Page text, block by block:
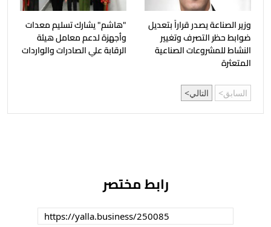
وزير الصناعة يصدر قراراً بتعديل
ضوابط حظر التصرف وتغيير
النشاط للمشروعات الصناعية
المتعثرة
"هاشم" يشارك تسليم معدات
وأجهزة لدعم معامل هيئة
الرقابة علي الصادرات والواردات
السابق التالي
رابط مختصر